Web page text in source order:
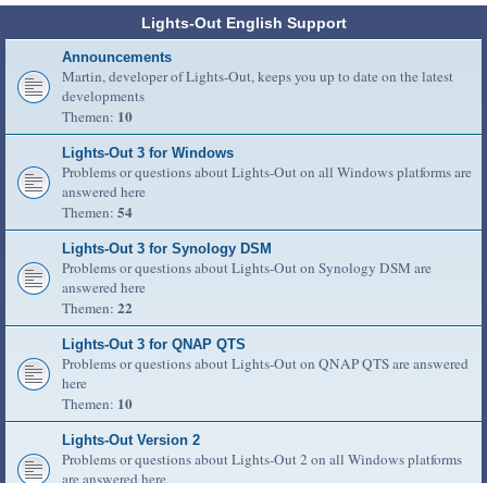
Lights-Out English Support
Announcements
Martin, developer of Lights-Out, keeps you up to date on the latest
developments
Themen: 10
Lights-Out 3 for Windows
Problems or questions about Lights-Out on all Windows platforms are
answered here
Themen: 54
Lights-Out 3 for Synology DSM
Problems or questions about Lights-Out on Synology DSM are
answered here
Themen: 22
Lights-Out 3 for QNAP QTS
Problems or questions about Lights-Out on QNAP QTS are answered
here
Themen: 10
Lights-Out Version 2
Problems or questions about Lights-Out 2 on all Windows platforms
are answered here